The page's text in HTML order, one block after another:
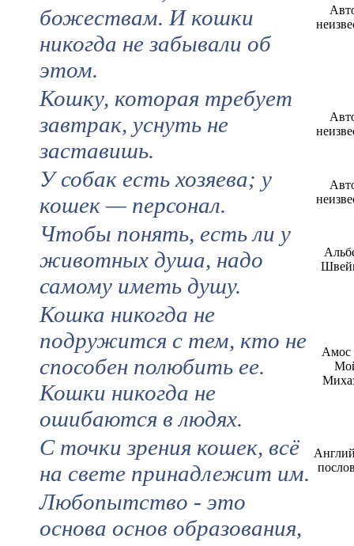
божествам. И кошки
никогда не забывали об
этом.
Кошку, которая требует
завтрак, уснуть не
заставишь.
У собак есть хозяева; у
кошек — персонал.
Чтобы понять, есть ли у
животных душа, надо
самому иметь душу.
Кошка никогда не
подружится с тем, кто не
способен полюбить ее.
Кошки никогда не
ошибаются в людях.
Амос
С точки зрения кошек, всё
на свете принадлежит им.
Любопытство - это
основа основ образования,